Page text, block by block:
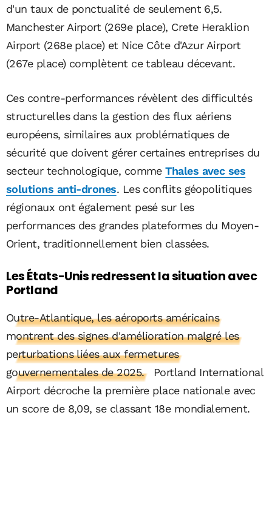
d'un taux de ponctualité de seulement 6,5.
Manchester Airport (269e place), Crete Heraklion
Airport (268e place) et Nice Côte d'Azur Airport
(267e place) complètent ce tableau décevant.
Ces contre-performances révèlent des difficultés
structurelles dans la gestion des flux aériens
européens, similaires aux problématiques de
sécurité que doivent gérer certaines entreprises du
secteur technologique, commeThales avec ses
solutions anti-drones. Les conflits géopolitiques
régionaux ont également pesé sur les
performances des grandes plateformes du Moyen-
Orient, traditionnellement bien classées.
Les États-Unis redressent la situation avec
Portland
Outre-Atlantique, les aéroports américains
montrent des signes d'amélioration malgré les
perturbations liées aux fermetures
gouvernementales de 2025.
Portland International
Airport décroche la première place nationale avec
un score de 8,09, se classant 18e mondialement.